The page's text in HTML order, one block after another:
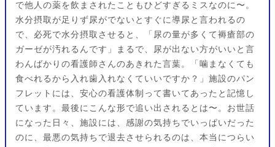
で他人の薬を飲まされたこともひどすぎるミスなのに〜。
水分摂取が足りず尿がでないとすぐに導尿と言われるの
で、必死で水分摂取させると、「尿の量が多くて褥瘡部の
ガーゼが汚れるんです」まるで、尿が出ない方がいいと言
わんばかりの看護師さんのあきれた言葉。「噛まなくても
食べれるから入れ歯入れなくていいですか？」施設のパン
フレットには、安心の看護体制って書いてあったと記憶し
ています。最後にこんな形で追い出されるとは〜。お世話
になった日々、施設には、感謝の気持ちでいっぱいだった
のに、最悪の気持ちで退去させられるのは、本当につらい